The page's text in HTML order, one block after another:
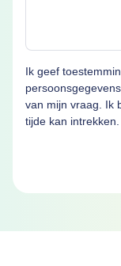
Ik geef
van mijn vraag. Ik
tijde kan